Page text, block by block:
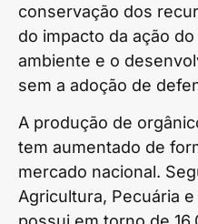
conservação dos
do impacto da ação
ambiente e o
sem a adoção de
A produção de
tem aumentado de
mercado nacional.
Agricultura, Pecuária